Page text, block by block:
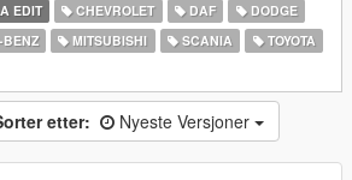
EDIT CHEVROLET DAF
DODGE
MITSUBISHI SCANIA
TOYOTA
etter: Nyeste Versjoner